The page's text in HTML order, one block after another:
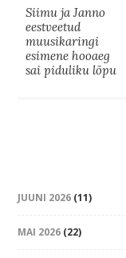
Siimu ja Janno
eestveetud
muusikaringi
esimene hooaeg
sai piduliku lõpu
JUUNI 2026 (11)
MAI 2026 (22)